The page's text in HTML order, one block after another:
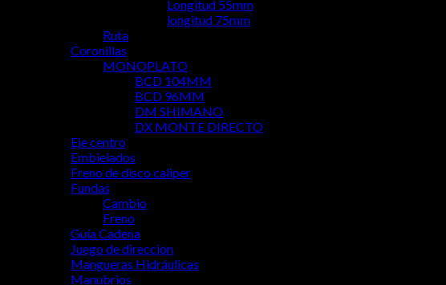
Longitud 55mm
longitud 75mm
Ruta
Coronillas
MONOPLATO
BCD 104MM
BCD 96MM
DM SHIMANO
DX MONTE DIRECTO
Eje centro
Embielados
Freno de disco caliper
Fundas
Cambio
Freno
Guía Cadena
Juego de direccion
Mangueras Hidráulicas
Manubrios